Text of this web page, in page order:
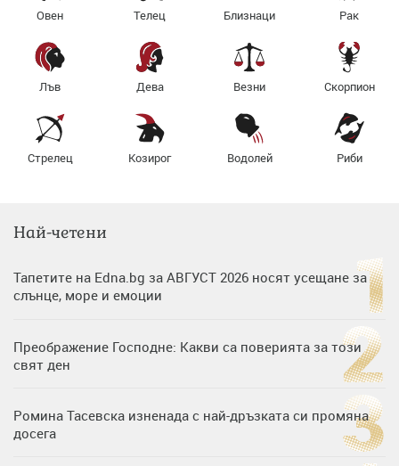
Овен Телец Близнаци Рак
Лъв Дева Везни Скорпион
Стрелец Козирог Водолей Риби
Най-четени
Тапетите на Edna.bg за АВГУСТ 2026 носят усещане за
слънце, море и емоции
Преображение Господне: Какви са поверията за този
свят ден
Ромина Тасевска изненада с най-дръзката си промяна
досега